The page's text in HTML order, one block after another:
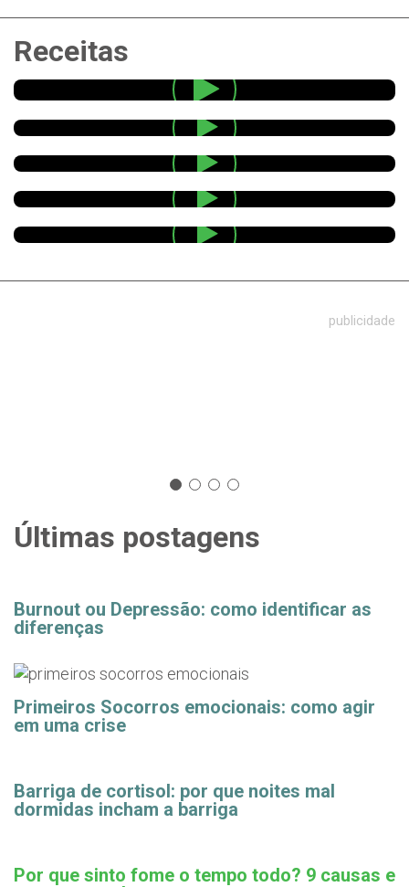
Receitas
publicidade
Últimas postagens
Burnout ou Depressão: como identificar as
diferenças
Primeiros Socorros emocionais: como agir
em uma crise
Barriga de cortisol: por que noites mal
dormidas incham a barriga
Por que sinto fome o tempo todo? 9 causas e